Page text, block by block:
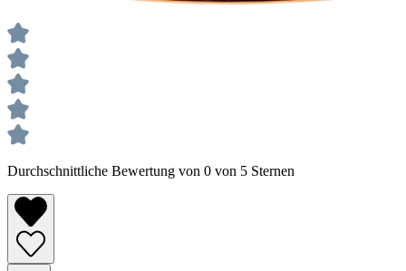
Durchschnittliche Bewertung von 0 von 5 Sternen